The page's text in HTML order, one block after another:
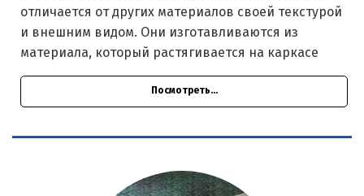
отличается от других материалов своей текстурой
и внешним видом. Они изготавливаются из
материала, который растягивается на каркасе
Посмотреть...